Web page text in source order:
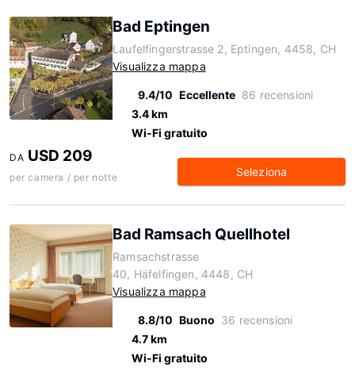
Bad Eptingen
Laufelfingerstrasse 2, Eptingen, 4458, CH
Visualizza mappa
9.4/10 Eccellente 86 recensioni
3.4 km
Wi-Fi gratuito
DA USD 209
per camera / per notte Seleziona
Bad Ramsach Quellhotel
Ramsachstrasse
40, Häfelfingen, 4448, CH
Visualizza mappa
8.8/10 Buono 36 recensioni
4.7 km
Wi-Fi gratuito